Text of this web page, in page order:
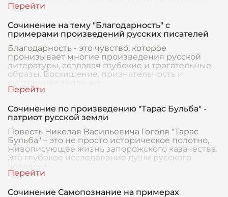
собой од
Сочинение на тему "Благодарность" с
примерами произведений русских писателей
Благодарность - это чувство, которое
пронизывает многие произведения русской
литературы, создавая глубокие и трогательные
образы. Восхищение, признательность и
Сочинение по произведению "Тарас Бульба" -
патриот русской земли
Повесть Николая Васильевича Гоголя "Тарас
Бульба" – это не просто историческое полотно,
живописующее жизнь запорожского казачества.
Это глубокое исследование души русского
Сочинение Самопознание на примерах